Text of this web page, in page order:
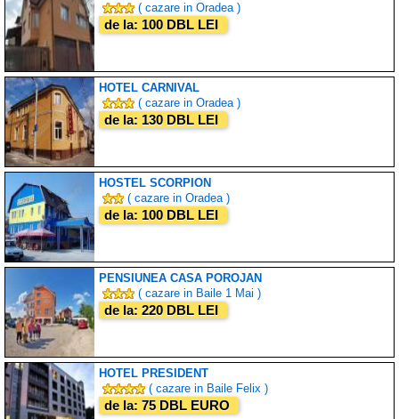
( cazare in Oradea )
de la: 100 DBL LEI
HOTEL CARNIVAL
( cazare in Oradea )
de la: 130 DBL LEI
HOSTEL SCORPION
( cazare in Oradea )
de la: 100 DBL LEI
PENSIUNEA CASA POROJAN
( cazare in Baile 1 Mai )
de la: 220 DBL LEI
HOTEL PRESIDENT
( cazare in Baile Felix )
de la: 75 DBL EURO